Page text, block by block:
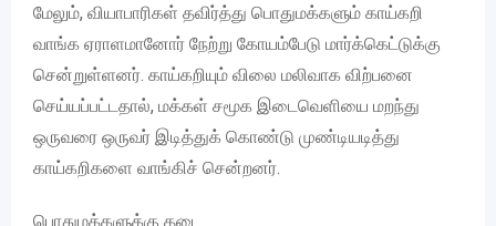
மேலும், வியாபாரிகள் தவிர்த்து பொதுமக்களும் காய்கறி
வாங்க ஏராளமானோர் நேற்று கோயம்பேடு மார்க்கெட்டுக்கு
சென்றுள்ளனர். காய்கறியும் விலை மலிவாக விற்பனை
செய்யப்பட்டதால், மக்கள் சமூக இடைவெளியை மறந்து
ஒருவரை ஒருவர் இடித்துக் கொண்டு முண்டியடித்து
காய்கறிகளை வாங்கிச் சென்றனர்.
பொதுமக்களுக்கு தடை